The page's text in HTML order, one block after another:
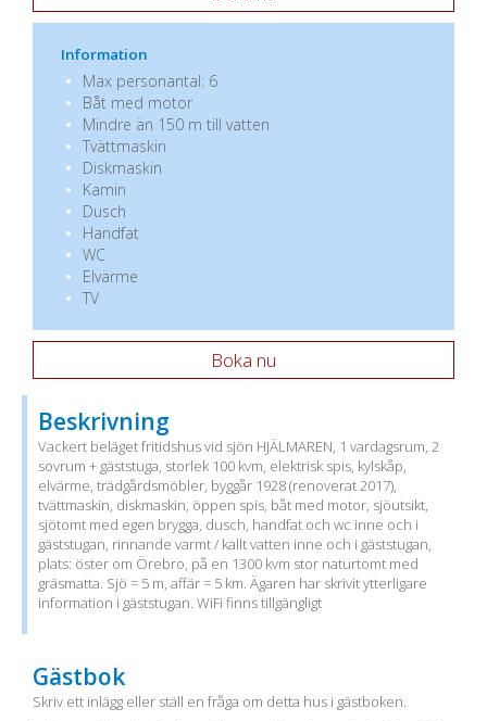
Information
Max personantal: 6
Båt med motor
Mindre än 150 m till vatten
Tvättmaskin
Diskmaskin
Kamin
Dusch
Handfat
WC
Elvärme
TV
Boka nu
Beskrivning
Vackert beläget fritidshus vid sjön HJÄLMAREN, 1 vardagsrum, 2
sovrum + gäststuga, storlek 100 kvm, elektrisk spis, kylskåp,
elvärme, trädgårdsmöbler, byggår 1928 (renoverat 2017),
tvättmaskin, diskmaskin, öppen spis, båt med motor, sjöutsikt,
sjötomt med egen brygga, dusch, handfat och wc inne och i
gäststugan, rinnande varmt / kallt vatten inne och i gäststugan,
plats: öster om Örebro, på en 1300 kvm stor naturtomt med
gräsmatta. Sjö = 5 m, affär = 5 km. Ägaren har skrivit ytterligare
information i gäststugan. WiFi finns tillgängligt
Gästbok
Skriv ett inlägg eller ställ en fråga om detta hus i gästboken.